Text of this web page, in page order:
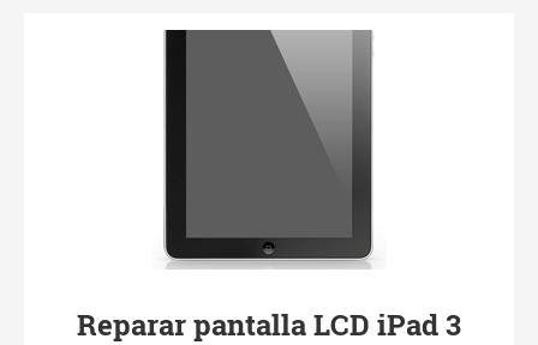
Reparar pantalla LCD iPad 3